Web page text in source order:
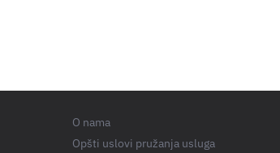
O nama
Opšti uslovi pružanja usluga